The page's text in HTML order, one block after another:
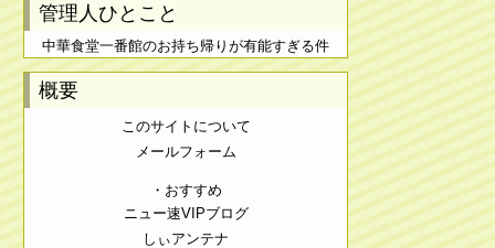
管理人ひとこと
中華食堂一番館のお持ち帰りが有能すぎる件
概要
このサイトについて
メールフォーム
・おすすめ
ニュー速VIPブログ
しぃアンテナ